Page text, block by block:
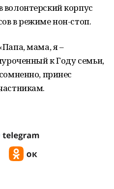
корпус
в режиме нон-стоп.
мама, я –
к Году семьи,
принес